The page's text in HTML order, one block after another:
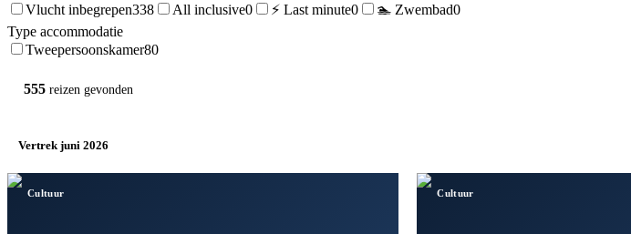
Vlucht inbegrepen338 All inclusive0 ⚡ Last minute0 🏊 Zwembad0
Type accommodatie
Tweepersoonskamer80
555 reizen gevonden
Vertrek juni 2026
Cultuur Cultuur